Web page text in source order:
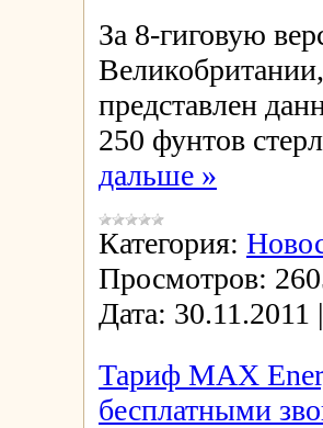
За 8-гиговую
представлен
250 фунтов
дальше »
Категория:
Просмотров:
Дата: 30.11.2011
Тариф МАХ
бесплатными